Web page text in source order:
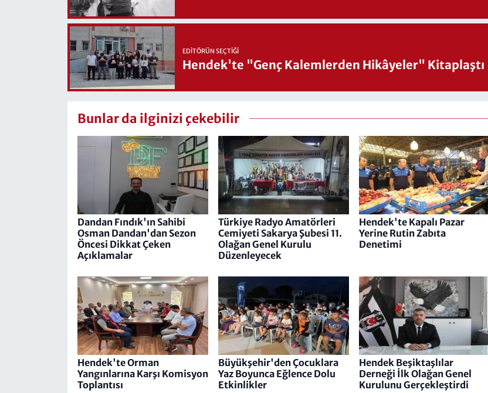
EDITÖRÜN SEÇTIĞI
Hendek'te "Genç Kalemlerden Hikâyeler" Kitaplaştı
Bunlar da ilginizi çekebilir
Dandan Fındık'ın Sahibi
Osman Dandan'dan Sezon
Öncesi Dikkat Çeken
Açıklamalar
Türkiye Radyo Amatörleri
Cemiyeti​​​​​​​ Sakarya Şubesi 11.
Olağan Genel Kurulu
Düzenleyecek
Hendek'te Kapalı Pazar
Yerine Rutin Zabıta
Denetimi
Hendek'te Orman
Yangınlarına Karşı Komisyon
Toplantısı
Büyükşehir'den Çocuklara
Yaz Boyunca Eğlence Dolu
Etkinlikler
Hendek Beşiktaşlılar
Derneği İlk Olağan Genel
Kurulunu Gerçekleştirdi